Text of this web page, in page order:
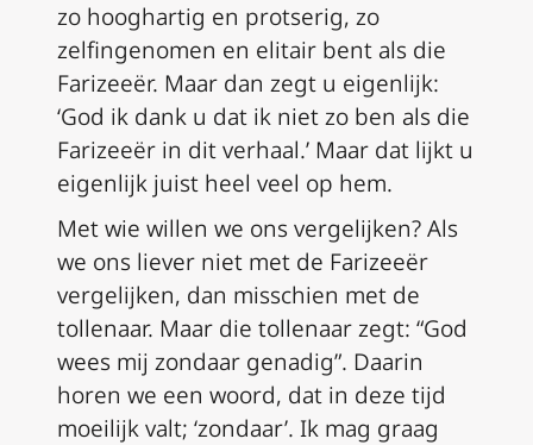
zo hooghartig en protserig, zo
zelfingenomen en elitair bent als die
Farizeeër. Maar dan zegt u eigenlijk:
‘God ik dank u dat ik niet zo ben als die
Farizeeër in dit verhaal.’ Maar dat lijkt u
eigenlijk juist heel veel op hem.
Met wie willen we ons vergelijken? Als
we ons liever niet met de Farizeeër
vergelijken, dan misschien met de
tollenaar. Maar die tollenaar zegt: “God
wees mij zondaar genadig”. Daarin
horen we een woord, dat in deze tijd
moeilijk valt; ‘zondaar’. Ik mag graag